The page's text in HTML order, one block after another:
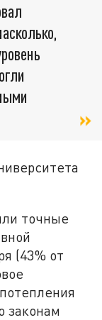
точные
(43% от
законам